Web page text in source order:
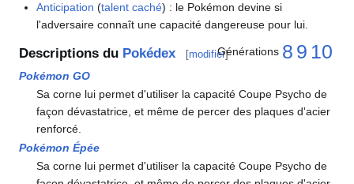
Anticipation (talent caché) : le Pokémon devine si
l'adversaire connaît une capacité dangereuse pour lui.
Descriptions du Pokédex [modifier]
Générations 8 9 10
Pokémon GO
Sa corne lui permet d'utiliser la capacité Coupe Psycho de
façon dévastatrice, et même de percer des plaques d'acier
renforcé.
Pokémon Épée
Sa corne lui permet d'utiliser la capacité Coupe Psycho de